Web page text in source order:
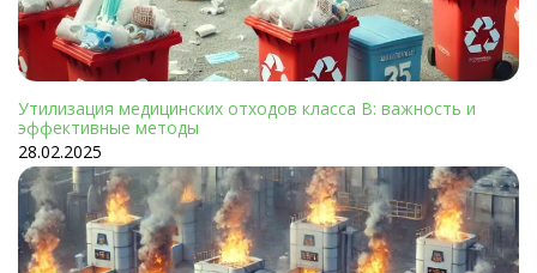
Утилизация медицинских отходов класса В: важность и
эффективные методы
28.02.2025